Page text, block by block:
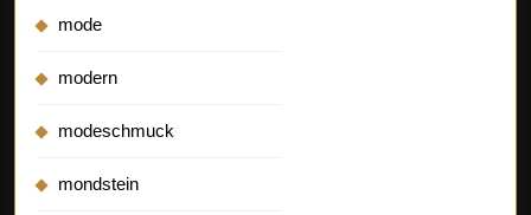
mode
modern
modeschmuck
mondstein